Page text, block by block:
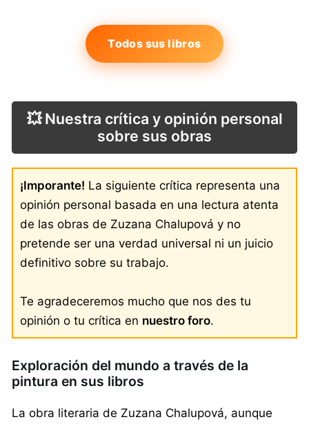
Todos sus libros
💥 Nuestra crítica y opinión personal
sobre sus obras
¡Imporante! La siguiente crítica representa una
opinión personal basada en una lectura atenta
de las obras de Zuzana Chalupová y no
pretende ser una verdad universal ni un juicio
definitivo sobre su trabajo.
Te agradeceremos mucho que nos des tu
opinión o tu crítica en nuestro foro.
Exploración del mundo a través de la
pintura en sus libros
La obra literaria de Zuzana Chalupová, aunque